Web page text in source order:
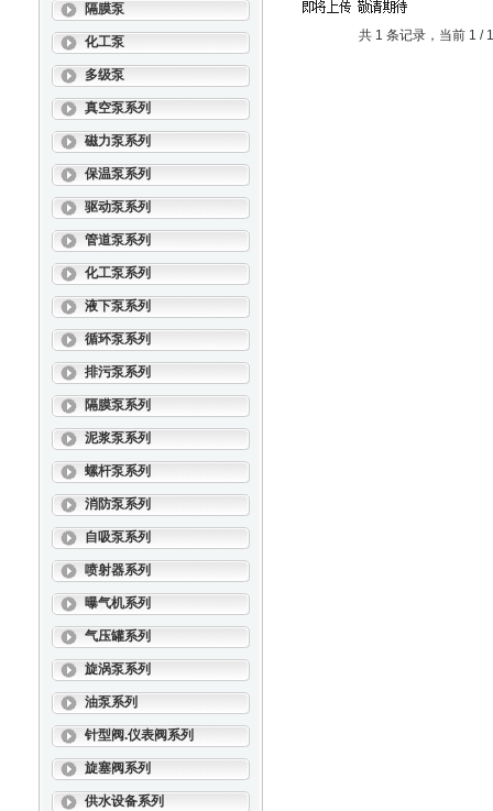
隔膜泵
化工泵
多级泵
真空泵系列
磁力泵系列
保温泵系列
驱动泵系列
管道泵系列
化工泵系列
液下泵系列
循环泵系列
排污泵系列
隔膜泵系列
泥浆泵系列
螺杆泵系列
消防泵系列
自吸泵系列
喷射器系列
曝气机系列
气压罐系列
旋涡泵系列
油泵系列
针型阀.仪表阀系列
旋塞阀系列
供水设备系列
共 1 条记录，当前 1